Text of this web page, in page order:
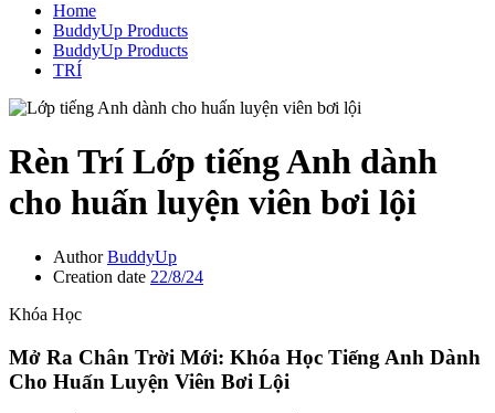
Home
BuddyUp Products
BuddyUp Products
TRÍ
Rèn Trí Lớp tiếng Anh dành
cho huấn luyện viên bơi lội
Author BuddyUp
Creation date 22/8/24
Khóa Học
Mở Ra Chân Trời Mới: Khóa Học Tiếng Anh Dành
Cho Huấn Luyện Viên Bơi Lội